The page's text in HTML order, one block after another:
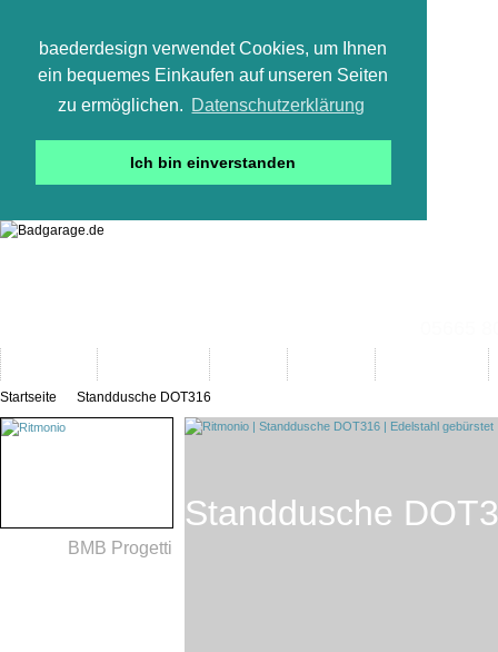
baederdesign verwendet Cookies, um Ihnen
ein bequemes Einkaufen auf unseren Seiten
zu ermöglichen. Datenschutzerklärung
Ich bin einverstanden
Startseite Standdusche DOT316
BMB Progetti
Standdusche